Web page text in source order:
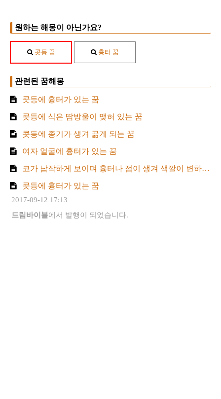
원하는 해몽이 아닌가요?
콧등 꿈 흉터 꿈
관련된 꿈해몽
콧등에 흉터가 있는 꿈
콧등에 식은 땀방울이 맺혀 있는 꿈
콧등에 종기가 생겨 곪게 되는 꿈
여자 얼굴에 흉터가 있는 꿈
코가 납작하게 보이며 흉터나 점이 생겨 색깔이 변하는 꿈
콧등에 흉터가 있는 꿈
2017-09-12 17:13
드림바이블에서 발행이 되었습니다.